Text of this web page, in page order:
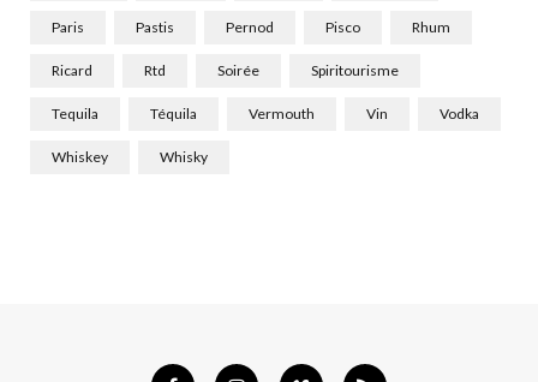
Paris Pastis Pernod Pisco Rhum
Ricard Rtd Soirée Spiritourisme
Tequila Téquila Vermouth Vin Vodka
Whiskey Whisky